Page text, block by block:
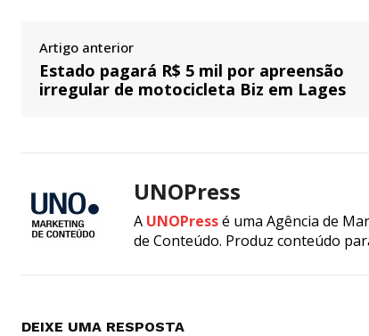
Artigo anterior
Estado pagará R$ 5 mil por apreensão
irregular de motocicleta Biz em Lages
UNOPress
A UNOPressé uma Agência de
de Conteúdo. Produz conteúdo
DEIXE UMA RESPOSTA